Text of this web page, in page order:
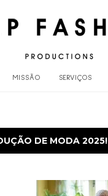
MISSÃO SERVIÇOS
DE MODA 2025!